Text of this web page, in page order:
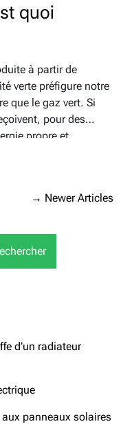
quoi
à partir de
verte préfigure notre
que le gaz vert. Si
pour des
propre et
→ Newer Articles
d’un radiateur
panneaux solaires